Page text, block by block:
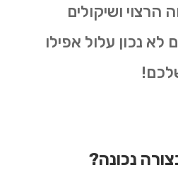
הרצוי ושיקולים
לא נכון עלול אפילו
נכונה?